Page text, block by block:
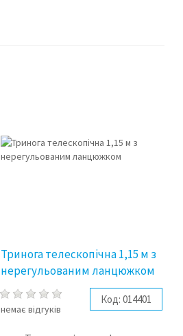
Тринога телескопічна 1,15 м з
нерегульованим ланцюжком
немає відгуків
Код: 014401